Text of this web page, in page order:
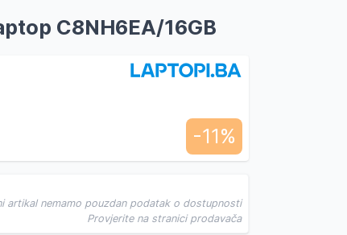
C8NH6EA/16GB
-11%
artikal nemamo pouzdan podatak o dostupnosti
Provjerite na stranici prodavača